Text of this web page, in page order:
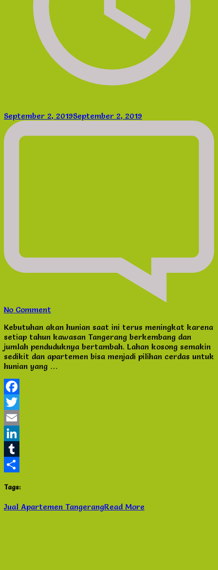
September 2, 2019September 2, 2019
No Comment
Apartemen
Fully
Furnished
Modern
di
Kebutuhan akan hunian saat ini terus meningkat karena
setiap tahun kawasan Tangerang berkembang dan
jumlah penduduknya bertambah. Lahan kosong semakin
sedikit dan apartemen bisa menjadi pilihan cerdas untuk
hunian yang …
Facebook
Twitter
Email
LinkedIn
Tumblr
Tags:
Jual Apartemen TangerangRead More